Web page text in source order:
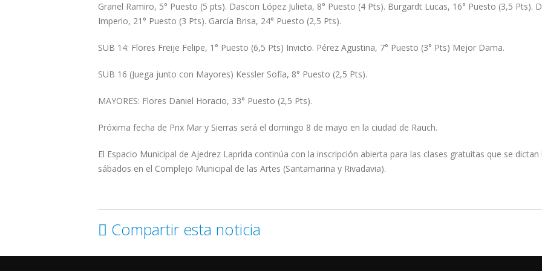
Granel Ramiro, 5° Puesto (5 pts). Dascon López Julieta, 8° Puesto (4 Pts). Burgardt Lucas, 16° Puesto (3,5 Pts).
Imperio, 21° Puesto (3 Pts). García Brisa, 24° Puesto (2,5 Pts).
SUB 14: Flores Freije Felipe, 1° Puesto (6,5 Pts) Invicto. Pérez Agustina, 7° Puesto (3° Pts) Mejor Dama.
SUB 16 (Juega junto con Mayores) Kessler Sofía, 8° Puesto (2,5 Pts).
MAYORES: Flores Daniel Horacio, 33° Puesto (2,5 Pts).
Próxima fecha de Prix Mar y Sierras será el domingo 8 de mayo en la ciudad de Rauch.
El Espacio Municipal de Ajedrez Laprida continúa con la inscripción abierta para las clases gratuitas que se dictan
sábados en el Complejo Municipal de las Artes (Santamarina y Rivadavia).
Compartir esta noticia